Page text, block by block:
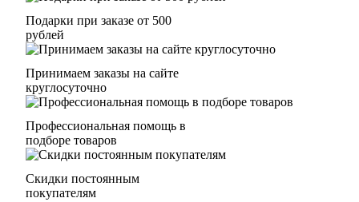
Подарки при заказе от 500
рублей
Принимаем заказы на сайте
круглосуточно
Профессиональная помощь в
подборе товаров
Скидки постоянным
покупателям